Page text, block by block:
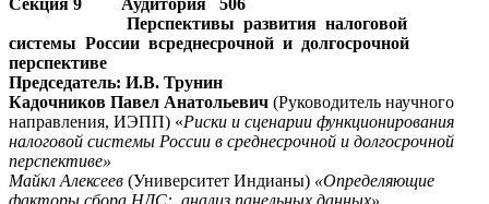
Перспективы развития налоговой
системы России всреднесрочной и долгосрочной
перспективе
Председатель: И.В. Трунин
Кадочников Павел Анатольевич (Руководитель научного
направления, ИЭПП) «Риски и сценарии функционирования
налоговой системы России в среднесрочной и долгосрочной
перспективе»
Майкл Алексеев (Университет Индианы) «Определяющие
факторы сбора НДС: анализ панельных данных»